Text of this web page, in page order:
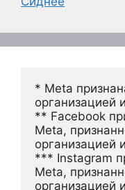
* Meta
организацией
** Facebook
Meta,
организацией
*** Instagram
Meta,
организацией